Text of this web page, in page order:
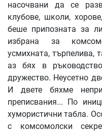
насочвани да се
клубове, школи,
беше припозната за
избрана за
усмихната, търпелива,
аз бях в
дружество. Неусетно
И двете бяхме
преписвания... По
хумористични табла.
с комсомолски